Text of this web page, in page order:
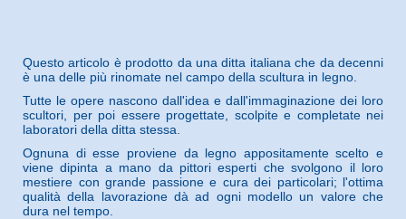
Questo articolo è prodotto da una ditta italiana che da decenni
è una delle più rinomate nel campo della scultura in legno.
Tutte le opere nascono dall'idea e dall'immaginazione dei loro
scultori, per poi essere progettate, scolpite e completate nei
laboratori della ditta stessa.
Ognuna di esse proviene da legno appositamente scelto e
viene dipinta a mano da pittori esperti che svolgono il loro
mestiere con grande passione e cura dei particolari; l'ottima
qualità della lavorazione dà ad ogni modello un valore che
dura nel tempo.